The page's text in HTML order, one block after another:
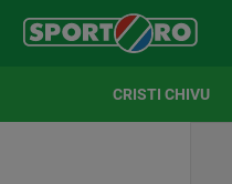
CRISTI CHIVU